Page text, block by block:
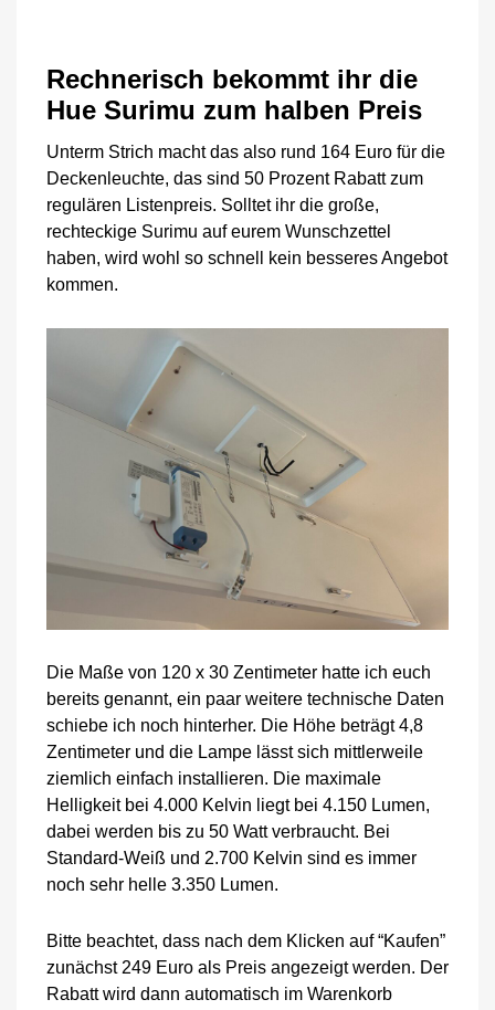
Rechnerisch bekommt ihr die
Hue Surimu zum halben Preis
Unterm Strich macht das also rund 164 Euro für die
Deckenleuchte, das sind 50 Prozent Rabatt zum
regulären Listenpreis. Solltet ihr die große,
rechteckige Surimu auf eurem Wunschzettel
haben, wird wohl so schnell kein besseres Angebot
kommen.
Die Maße von 120 x 30 Zentimeter hatte ich euch
bereits genannt, ein paar weitere technische Daten
schiebe ich noch hinterher. Die Höhe beträgt 4,8
Zentimeter und die Lampe lässt sich mittlerweile
ziemlich einfach installieren. Die maximale
Helligkeit bei 4.000 Kelvin liegt bei 4.150 Lumen,
dabei werden bis zu 50 Watt verbraucht. Bei
Standard-Weiß und 2.700 Kelvin sind es immer
noch sehr helle 3.350 Lumen.
Bitte beachtet, dass nach dem Klicken auf “Kaufen”
zunächst 249 Euro als Preis angezeigt werden. Der
Rabatt wird dann automatisch im Warenkorb